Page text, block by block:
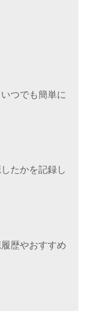
つでも簡単に
たかを記録し
歴やおすすめ